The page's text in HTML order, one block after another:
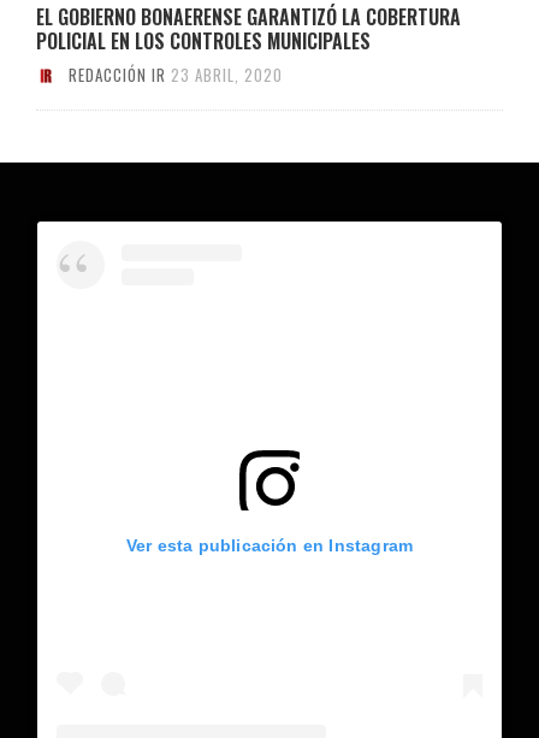
EL GOBIERNO BONAERENSE GARANTIZÓ LA COBERTURA
POLICIAL EN LOS CONTROLES MUNICIPALES
REDACCIÓN IR 23 ABRIL, 2020
Ver esta publicación en Instagram